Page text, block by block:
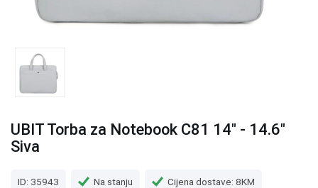
UBIT Torba za Notebook C81 14" - 14.6"
Siva
ID: 35943 Na stanju Cijena dostave: 8KM